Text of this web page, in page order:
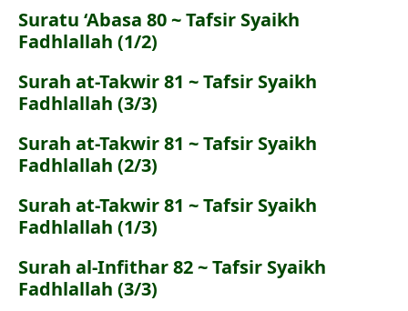
Suratu ‘Abasa 80 ~ Tafsir Syaikh
Fadhlallah (1/2)
Surah at-Takwir 81 ~ Tafsir Syaikh
Fadhlallah (3/3)
Surah at-Takwir 81 ~ Tafsir Syaikh
Fadhlallah (2/3)
Surah at-Takwir 81 ~ Tafsir Syaikh
Fadhlallah (1/3)
Surah al-Infithar 82 ~ Tafsir Syaikh
Fadhlallah (3/3)